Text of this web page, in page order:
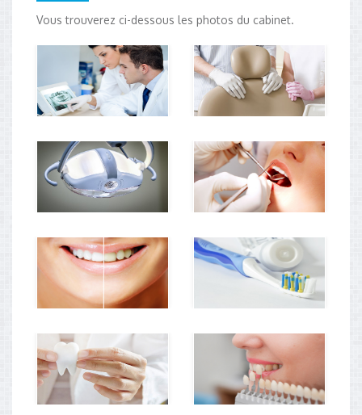
Vous trouverez ci-dessous les photos du cabinet.